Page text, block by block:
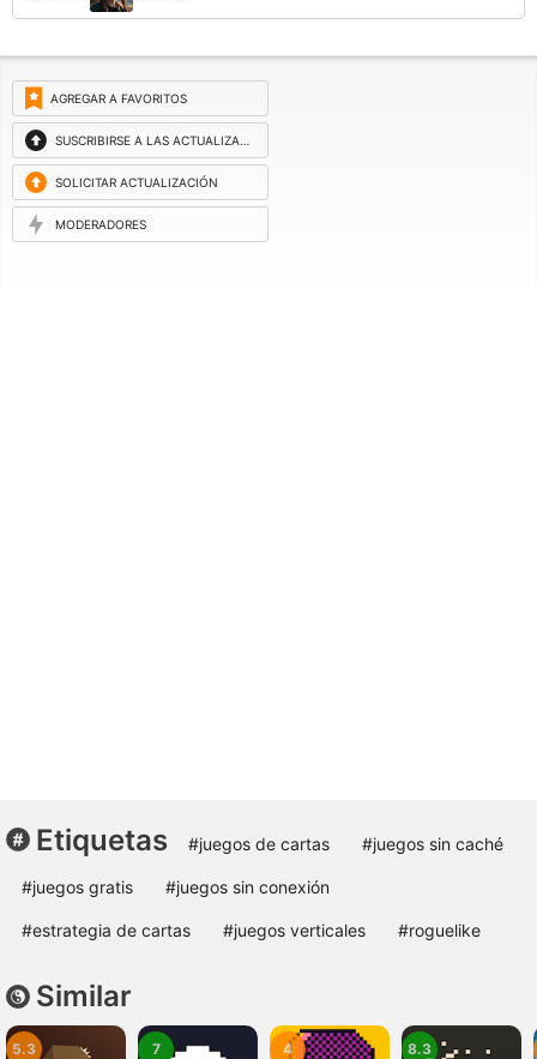
AGREGAR A FAVORITOS
SUSCRIBIRSE A LAS ACTUALIZACIONES
SOLICITAR ACTUALIZACIÓN
MODERADORES
Etiquetas #juegos de cartas #juegos sin caché
#juegos gratis #juegos sin conexión
#estrategia de cartas #juegos verticales #roguelike
Similar
5.3 7 4 8.3